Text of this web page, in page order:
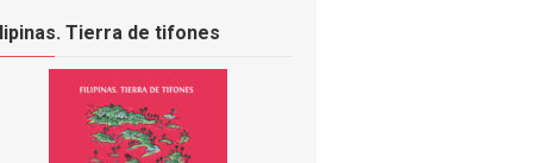
Tierra de tifones